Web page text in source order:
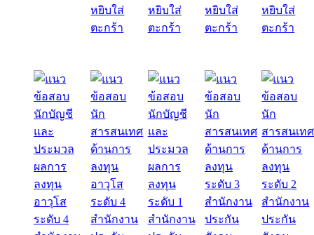
หยิบใส่
ตะกร้า
หยิบใส่
ตะกร้า
หยิบใส่
ตะกร้า
หยิบใส่
ตะกร้า